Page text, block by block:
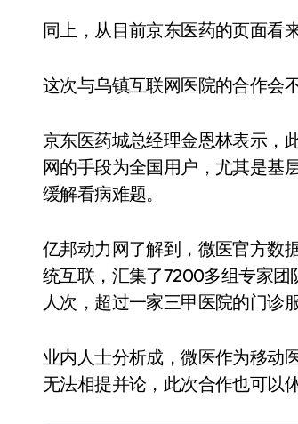
同上，从目前京东医药的页面看
这次与乌镇互联网医院的合作会
京东医药城总经理金恩林表示，
网的手段为全国用户，尤其是基
缓解看病难题。
亿邦动力网了解到，微医官方数
统互联，汇集了7200多组专家团
人次，超过一家三甲医院的门诊服
业内人士分析成，微医作为移动
无法相提并论，此次合作也可以